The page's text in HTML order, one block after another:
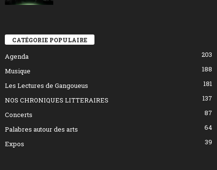
CATÉGORIE POPULAIRE
Agenda
203
Musique
188
Les Lectures de Gangoueus
181
NOS CHRONIQUES LITTERAIRES
137
Concerts
87
Palabres autour des arts
64
Expos
39